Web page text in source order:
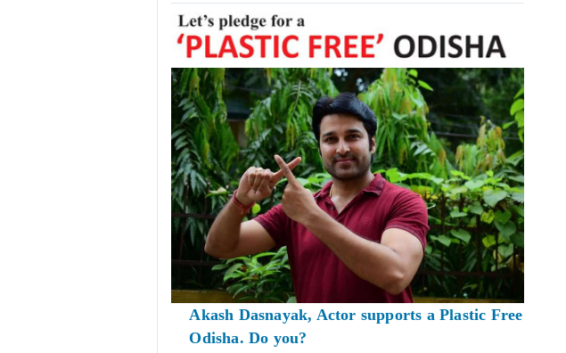
Akash Dasnayak, Actor supports a Plastic Free
Odisha. Do you?